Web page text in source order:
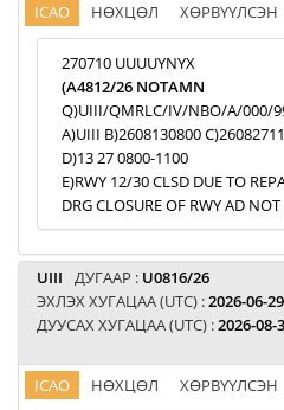
ICAO НӨХЦӨЛ ХӨРВҮҮЛСЭН
270710 UUUUYNYX
(A4812/26 NOTAMN
Q)UIII/QMRLC/IV/NBO/A/000/
A)UIII B)2608130800
D)13 27 0800-1100
E)RWY 12/30 CLSD DUE TO
DRG CLOSURE OF RWY AD
UIII ДУГААР : U0816/26
ЭХЛЭХ ХУГАЦАА (UTC) :2026-06-
ДУУСАХ ХУГАЦАА (UTC) :2026-08-
ICAO НӨХЦӨЛ ХӨРВҮҮЛСЭН